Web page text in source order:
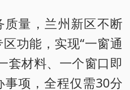
质量，兰州新区不断
功能，实现“一窗通
套材料、一个窗口即
项，全程仅需30分